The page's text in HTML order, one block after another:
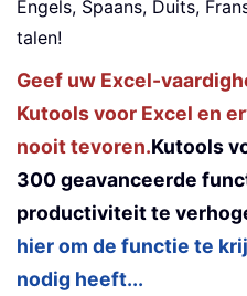
Engels, Spaans, Duits,
talen!
Geef uw Excel-
Kutools voor Excel en
nooit tevoren.Kutools
300 geavanceerde
productiviteit te
hier om de functie te
nodig heeft...